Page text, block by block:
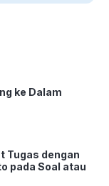
ke Dalam
Tugas dengan
pada Soal atau